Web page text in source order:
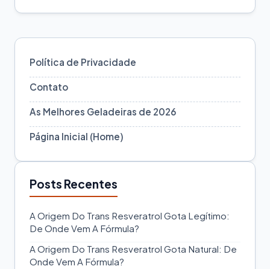
Política de Privacidade
Contato
As Melhores Geladeiras de 2026
Página Inicial (Home)
Posts Recentes
A Origem Do Trans Resveratrol Gota Legítimo:
De Onde Vem A Fórmula?
A Origem Do Trans Resveratrol Gota Natural: De
Onde Vem A Fórmula?